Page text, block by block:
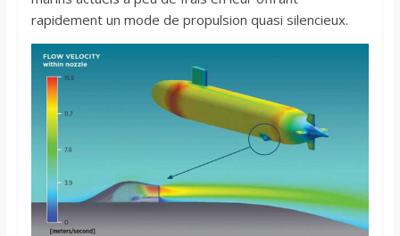
rapidement un mode de propulsion quasi silencieux.